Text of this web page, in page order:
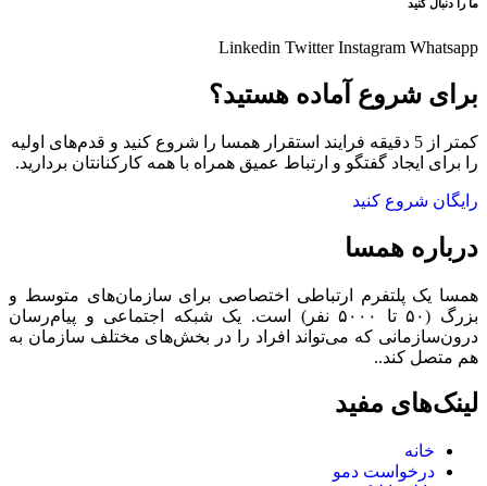
ما را دنبال کنید
Linkedin Twitter Instagram Whatsapp
برای شروع آماده هستید؟
کمتر از 5 دقیقه فرایند استقرار همسا را شروع کنید و قدم‌های اولیه
را برای ایجاد گفتگو و ارتباط عمیق همراه با همه کارکنانتان بردارید.
رایگان شروع کنید
درباره همسا
همسا یک پلتفرم ارتباطی اختصاصی برای سازمان‌های متوسط و
بزرگ (۵۰ تا ۵۰۰۰ نفر) است. یک شبکه اجتماعی و پیام‌رسان
درون‌سازمانی که می‌تواند افراد را در بخش‌های مختلف سازمان به
هم متصل کند..
لینک‌های مفید
خانه
درخواست دمو